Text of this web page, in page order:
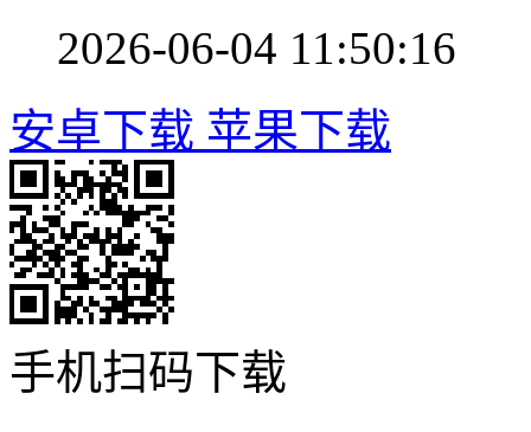
2026-06-04 11:50:16
安卓下载 苹果下载
手机扫码下载